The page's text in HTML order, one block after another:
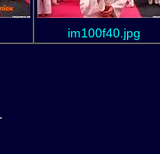
im100f40.jpg